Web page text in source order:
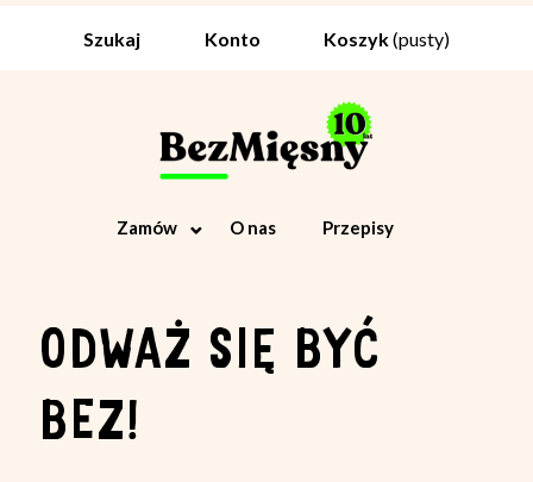
Zamów O nas Przepisy
Szukaj Konto Koszyk(pusty)
ODWAŻ SIĘ BYĆ
BEZ!